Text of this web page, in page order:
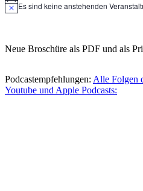
HinweisEs sind keine anstehenden
Neue Broschüre als PDF und als
Podcastempfehlungen: Alle Folgen
Youtube und Apple Podcasts: